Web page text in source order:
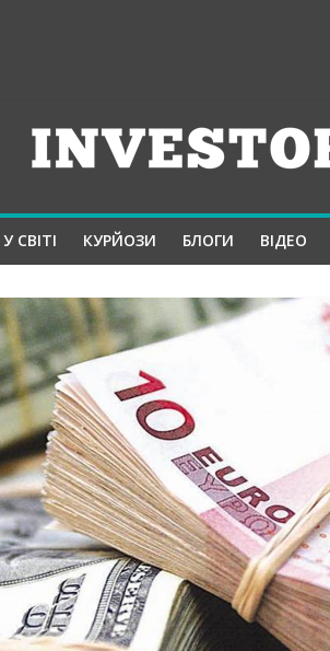
У СВІТІ КУРЙОЗИ БЛОГИ ВІДЕО